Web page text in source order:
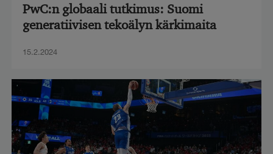
PwC:n globaali tutkimus: Suomi
generatiivisen tekoälyn kärkimaita
15.2.2024